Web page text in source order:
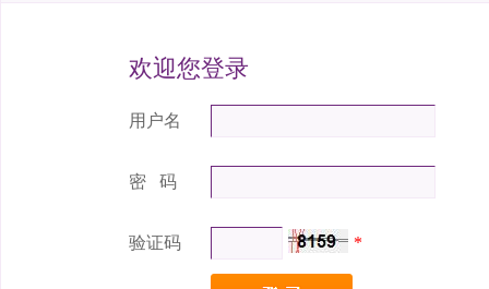
欢迎您登录
用户名
密 码
验证码 *